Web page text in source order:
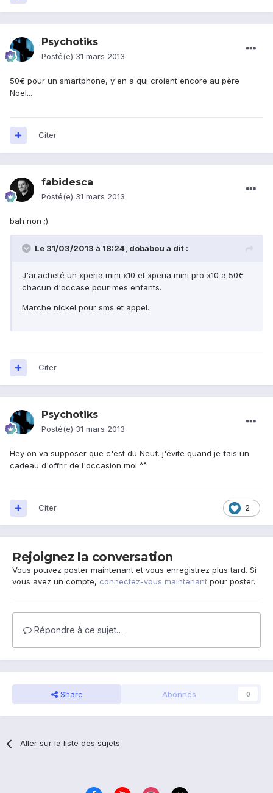
Psychotiks
Posté(e) 31 mars 2013
50€ pour un smartphone, y'en a qui croient encore au père
Noel...
Citer
fabidesca
Posté(e) 31 mars 2013
bah non ;)
Le 31/03/2013 à 18:24, dobabou a dit :
J'ai acheté un xperia mini x10 et xperia mini pro x10 a 50€
chacun d'occase pour mes enfants.
Marche nickel pour sms et appel.
Citer
Psychotiks
Posté(e) 31 mars 2013
Hey on va supposer que c'est du Neuf, j'évite quand je fais un
cadeau d'offrir de l'occasion moi ^^
2
Citer
Rejoignez la conversation
Vous pouvez poster maintenant et vous enregistrez plus tard. Si
vous avez un compte, connectez-vous maintenant pour poster.
Répondre à ce sujet…
Share Abonnés 0
Aller sur la liste des sujets